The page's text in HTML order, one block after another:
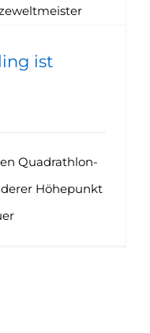
ist
Quadrathlon-
Höhepunkt